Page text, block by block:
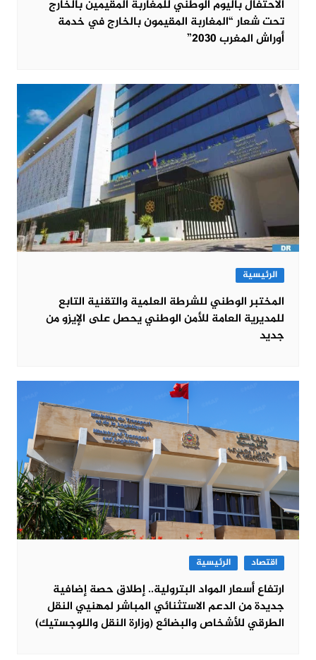
الاحتفال باليوم الوطني للمغاربة المقيمين بالخارج
تحت شعار “المغاربة المقيمون بالخارج في خدمة
أوراش المغرب 2030”
الرئيسية
المختبر الوطني للشرطة العلمية والتقنية التابع
للمديرية العامة للأمن الوطني يحصل على الإيزو من
جديد
اقتصاد الرئيسية
ارتفاع أسعار المواد البترولية.. إطلاق حصة إضافية
جديدة من الدعم الاستثنائي المباشر لمهنيي النقل
الطرقي للأشخاص والبضائع (وزارة النقل واللوجستيك)